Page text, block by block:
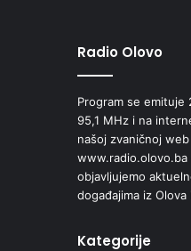
Radio Olovo
Program se emituje
95,1 MHz i na
našoj zvaničnoj
objavljujemo
događajima iz Olova
Kategorije